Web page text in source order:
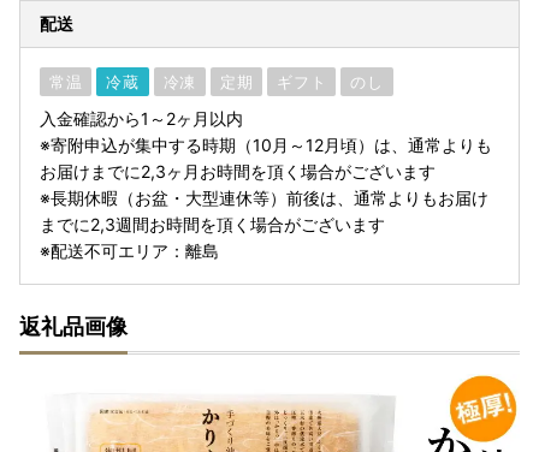
配送
常温 冷蔵 冷凍 定期 ギフト のし
入金確認から1～2ヶ月以内
※寄附申込が集中する時期（10月～12月頃）は、通常よりも
お届けまでに2,3ヶ月お時間を頂く場合がございます
※長期休暇（お盆・大型連休等）前後は、通常よりもお届け
までに2,3週間お時間を頂く場合がございます
※配送不可エリア：離島
返礼品画像